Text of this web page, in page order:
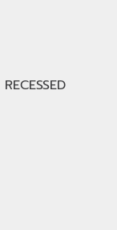
RECESSED